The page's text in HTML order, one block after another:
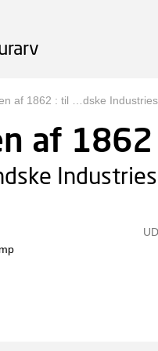
af 1862 : til …dske Industries
af 1862